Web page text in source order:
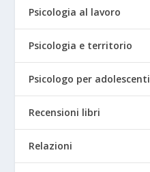
Psicologia al lavoro
Psicologia e territorio
Psicologo per adolescenti
Recensioni libri
Relazioni